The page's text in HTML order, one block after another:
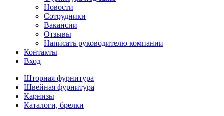
Новости
Сотрудники
Вакансии
Отзывы
Написать руководителю компании
Контакты
Вход
Шторная фурнитура
Швейная фурнитура
Карнизы
Каталоги, брелки